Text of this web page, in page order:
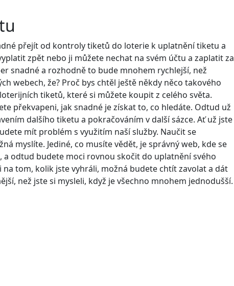
přejít od kontroly tiketů do loterie k uplatnění tiketu a
zpět nebo ji můžete nechat na svém účtu a zaplatit za
snadné a rozhodně to bude mnohem rychlejší, než
webech, že? Proč bys chtěl ještě někdy něco takového
tiketů, které si můžete koupit z celého světa.
překvapeni, jak snadné je získat to, co hledáte. Odtud už
dalšího tiketu a pokračováním v další sázce. Ať už jste
mít problém s využitím naší služby. Naučit se
myslíte. Jediné, co musíte vědět, je správný web, kde se
odtud budete moci rovnou skočit do uplatnění svého
tom, kolik jste vyhráli, možná budete chtít zavolat a dát
než jste si mysleli, když je všechno mnohem jednodušší.